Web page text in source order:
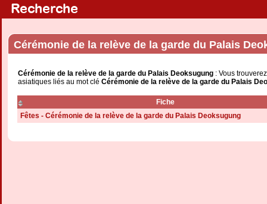
Recherche
Cérémonie de la relève de la garde du Palais
Cérémonie de la relève de la garde du Palais Deoksugung : Vous
asiatiques liés au mot clé Cérémonie de la relève de la garde du Palais
Fiche
Fêtes - Cérémonie de la relève de la garde du Palais Deoksugung